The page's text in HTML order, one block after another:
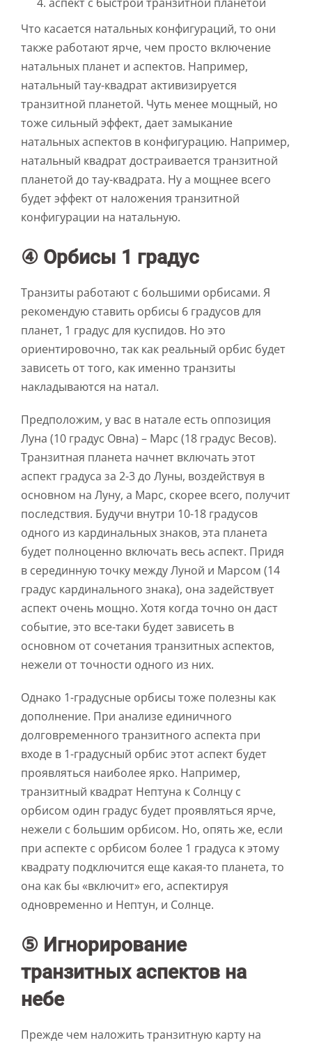
Что касается натальных конфигураций, то они
также работают ярче, чем просто включение
натальных планет и аспектов. Например,
натальный тау-квадрат активизируется
транзитной планетой. Чуть менее мощный, но
тоже сильный эффект, дает замыкание
натальных аспектов в конфигурацию. Например,
натальный квадрат достраивается транзитной
планетой до тау-квадрата. Ну а мощнее всего
будет эффект от наложения транзитной
конфигурации на натальную.
④ Орбисы 1 градус
Транзиты работают с большими орбисами. Я
рекомендую ставить орбисы 6 градусов для
планет, 1 градус для куспидов. Но это
ориентировочно, так как реальный орбис будет
зависеть от того, как именно транзиты
накладываются на натал.
Предположим, у вас в натале есть оппозиция
Луна (10 градус Овна) – Марс (18 градус Весов).
Транзитная планета начнет включать этот
аспект градуса за 2-3 до Луны, воздействуя в
основном на Луну, а Марс, скорее всего, получит
последствия. Будучи внутри 10-18 градусов
одного из кардинальных знаков, эта планета
будет полноценно включать весь аспект. Придя
в серединную точку между Луной и Марсом (14
градус кардинального знака), она задействует
аспект очень мощно. Хотя когда точно он даст
событие, это все-таки будет зависеть в
основном от сочетания транзитных аспектов,
нежели от точности одного из них.
Однако 1-градусные орбисы тоже полезны как
дополнение. При анализе единичного
долговременного транзитного аспекта при
входе в 1-градусный орбис этот аспект будет
проявляться наиболее ярко. Например,
транзитный квадрат Нептуна к Солнцу с
орбисом один градус будет проявляться ярче,
нежели с большим орбисом. Но, опять же, если
при аспекте с орбисом более 1 градуса к этому
квадрату подключится еще какая-то планета, то
она как бы «включит» его, аспектируя
одновременно и Нептун, и Солнце.
⑤ Игнорирование
транзитных аспектов на
небе
Прежде чем наложить транзитную карту на